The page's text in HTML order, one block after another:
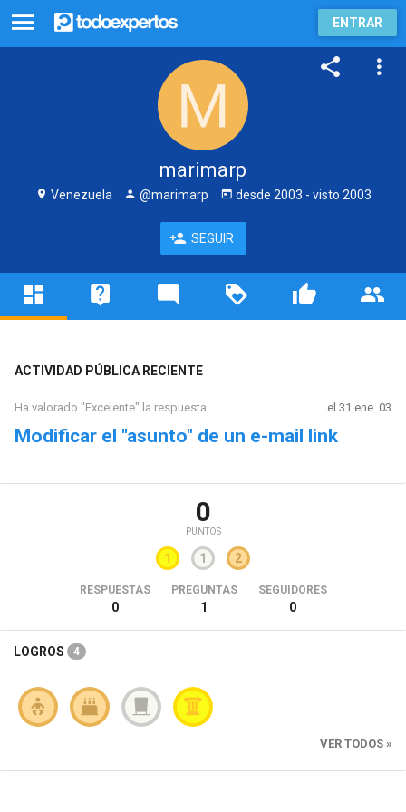
ENTRAR
marimarp
Venezuela @marimarp desde 2003 - visto 2003
SEGUIR
ACTIVIDAD PÚBLICA RECIENTE
Ha valorado "Excelente" la respuesta el 31 ene. 03
Modificar el "asunto" de un e-mail link
0
PUNTOS
1 1 2
RESPUESTAS
0
PREGUNTAS
1
SEGUIDORES
0
LOGROS 4
VER TODOS »